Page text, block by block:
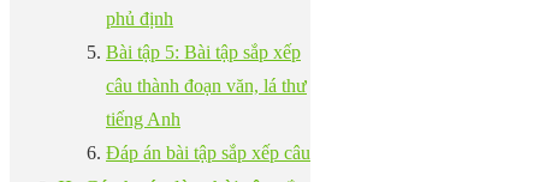
phủ định
Bài tập 5: Bài tập sắp xếp
câu thành đoạn văn, lá thư
tiếng Anh
Đáp án bài tập sắp xếp câu